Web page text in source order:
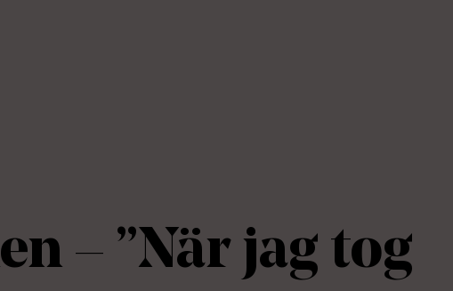
– ”När jag tog